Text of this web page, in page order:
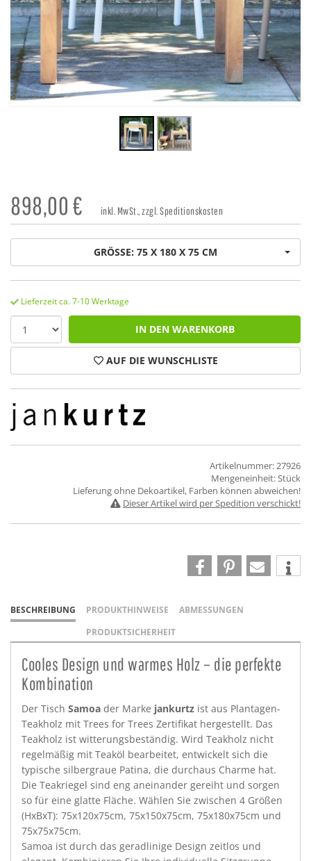
898,00€ inkl. MwSt., zzgl. Speditionskosten
GRÖSSE: 75 X 180 X 75 CM
Lieferzeit ca. 7-10 Werktage
IN DEN WARENKORB
AUF DIE WUNSCHLISTE
Artikelnummer: 27926
Mengeneinheit: Stück
Lieferung ohne Dekoartikel, Farben können abweichen!
Dieser Artikel wird per Spedition verschickt!
BESCHREIBUNG PRODUKTHINWEISE
ABMESSUNGEN
PRODUKTSICHERHEIT
Cooles Design und warmes Holz – die perfekte
Kombination
Der Tisch Samoa der Marke jankurtz ist aus Plantagen-
Teakholz mit Trees for Trees Zertifikat hergestellt. Das
Teakholz ist witterungsbeständig. Wird Teakholz nicht
regelmäßig mit Teaköl bearbeitet, entwickelt sich die
typische silbergraue Patina, die durchaus Charme hat.
Die Teakriegel sind eng aneinander gereiht und sorgen
so für eine glatte Fläche. Wählen Sie zwischen 4 Größen
(HxBxT): 75x120x75cm, 75x150x75cm, 75x180x75cm und
75x75x75cm.
Samoa ist durch das geradlinige Design zeitlos und